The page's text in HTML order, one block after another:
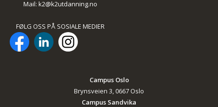
Mail: k2@k2utdanning.no
FØLG OSS PÅ SOSIALE MEDIER
Campus Oslo
Brynsveien 3, 0667 Oslo
Campus Sandvika